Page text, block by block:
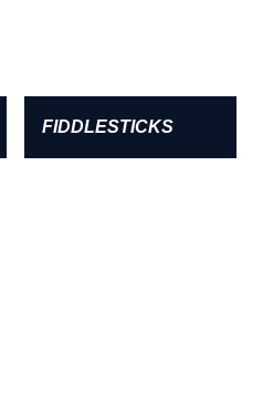
FIDDLESTICKS